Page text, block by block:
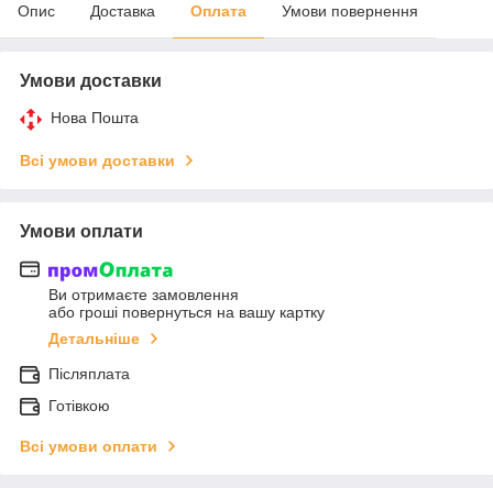
Опис Доставка Оплата Умови повернення
Умови доставки
Нова Пошта
Всі умови доставки
Умови оплати
Ви отримаєте замовлення
або гроші повернуться на вашу картку
Детальніше
Післяплата
Готівкою
Всі умови оплати